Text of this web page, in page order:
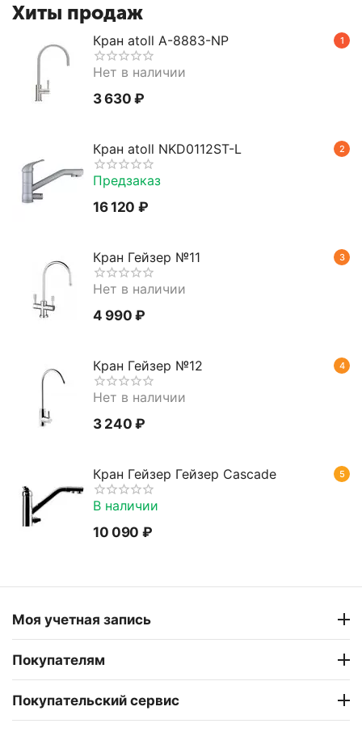
Хиты продаж
1
Кран atoll A-8883-NP
Нет в наличии
3 630 ₽
2
Кран atoll NKD0112ST-L
Предзаказ
16 120 ₽
3
Кран Гейзер №11
Нет в наличии
4 990 ₽
4
Кран Гейзер №12
Нет в наличии
3 240 ₽
5
Кран Гейзер Гейзер Cascade
В наличии
10 090 ₽
Моя учетная запись
Покупателям
Покупательский сервис